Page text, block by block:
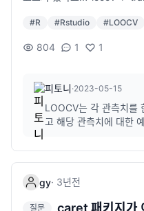
rControl = loocv)
터는 그냥 아무 숫자나 넣어
#R #Rstudio #LOOCV
804 1 1
피토니 ·2023-05-15
LOOCV는 각 관측치를
고 해당 관측치에 대한
포인트마다 하나의 결
결정계수를 얻고 싶으
하거나 코드를 수정해야
gy· 3년전
질문 caret 패키지가